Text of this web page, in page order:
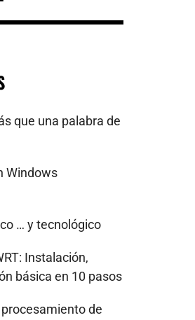
que una palabra de
Windows
… y tecnológico
Instalación,
básica en 10 pasos
de